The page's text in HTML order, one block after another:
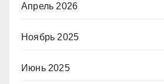
Апрель 2026
Ноябрь 2025
Июнь 2025